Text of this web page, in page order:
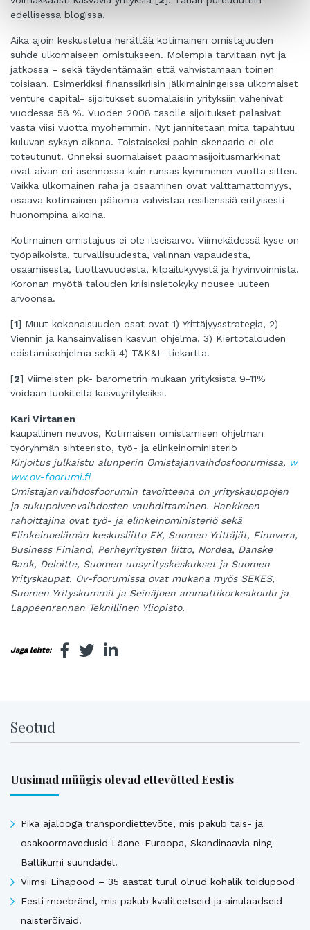
edellisessä blogissa.
Aika ajoin keskustelua herättää kotimainen omistajuuden
suhde ulkomaiseen omistukseen. Molempia tarvitaan nyt ja
jatkossa – sekä täydentämään että vahvistamaan toinen
toisiaan. Esimerkiksi finanssikriisin jälkimainingeissa ulkomaiset
venture capital- sijoitukset suomalaisiin yrityksiin vähenivät
vuodessa 58 %. Vuoden 2008 tasolle sijoitukset palasivat
vasta viisi vuotta myöhemmin. Nyt jännitetään mitä tapahtuu
kuluvan syksyn aikana. Toistaiseksi pahin skenaario ei ole
toteutunut. Onneksi suomalaiset pääomasijoitusmarkkinat
ovat aivan eri asennossa kuin runsas kymmenen vuotta sitten.
Vaikka ulkomainen raha ja osaaminen ovat välttämättömyys,
osaava kotimainen pääoma vahvistaa resilienssiä erityisesti
huonompina aikoina.
Kotimainen omistajuus ei ole itseisarvo. Viimekädessä kyse on
työpaikoista, turvallisuudesta, valinnan vapaudesta,
osaamisesta, tuottavuudesta, kilpailukyvystä ja hyvinvoinnista.
Koronan myötä talouden kriisinsietokyky nousee uuteen
arvoonsa.
[1] Muut kokonaisuuden osat ovat 1) Yrittäjyysstrategia, 2)
Viennin ja kansainvälisen kasvun ohjelma, 3) Kiertotalouden
edistämisohjelma sekä 4) T&K&I- tiekartta.
[2] Viimeisten pk- barometrin mukaan yrityksistä 9-11%
voidaan luokitella kasvuyrityksiksi.
Kari Virtanen
kaupallinen neuvos, Kotimaisen omistamisen ohjelman
työryhmän sihteeristö, työ- ja elinkeinoministeriö
Kirjoitus julkaistu alunperin Omistajanvaihdosfoorumissa, w
ww.ov-foorumi.fi
Omistajanvaihdosfoorumin tavoitteena on yrityskauppojen
ja sukupolvenvaihdosten vauhdittaminen. Hankkeen
rahoittajina ovat työ- ja elinkeinoministeriö sekä
Elinkeinoelämän keskusliitto EK, Suomen Yrittäjät, Finnvera,
Business Finland, Perheyritysten liitto, Nordea, Danske
Bank, Deloitte, Suomen uusyrityskeskukset ja Suomen
Yrityskaupat. Ov-foorumissa ovat mukana myös SEKES,
Suomen Yrityskummit ja Seinäjoen ammattikorkeakoulu ja
Lappeenrannan Teknillinen Yliopisto.
Jaga lehte:
Seotud
Uusimad müügis olevad ettevõtted Eestis
Pika ajalooga transpordiettevõte, mis pakub täis- ja
osakoormavedusid Lääne-Euroopa, Skandinaavia ning
Baltikumi suundadel.
Viimsi Lihapood – 35 aastat turul olnud kohalik toidupood
Eesti moebränd, mis pakub kvaliteetseid ja ainulaadseid
naisterõivaid.